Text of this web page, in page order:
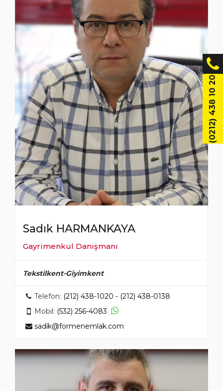
Sadık HARMANKAYA
Gayrimenkul Danışmanı
Tekstilkent-Giyimkent
Telefon: (212) 438-1020 - (212) 438-0138
Mobil: (532) 256-4083
sadi̇k@formenemlak.com
(0212) 438 10 20